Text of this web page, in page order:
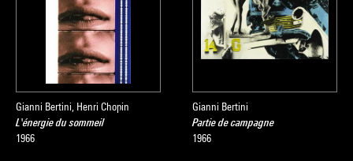
Gianni Bertini, Henri Chopin
L'énergie du sommeil
1966
Gianni Bertini
Partie de campagne
1966